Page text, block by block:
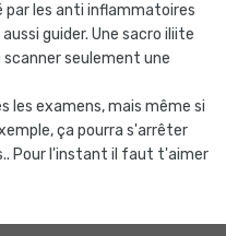
par les anti inflammatoires
guider. Une sacro iliite
scanner seulement une
les examens, mais même si
ça pourra s'arrêter
Pour l'instant il faut t'aimer